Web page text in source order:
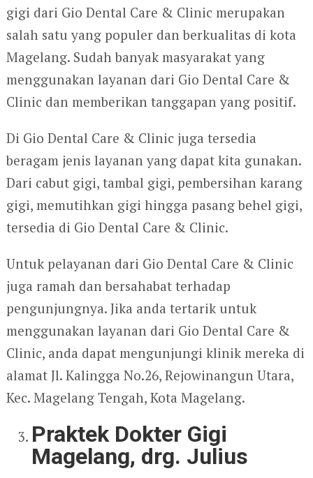
gigi dari Gio Dental Care & Clinic merupakan
salah satu yang populer dan berkualitas di kota
Magelang. Sudah banyak masyarakat yang
menggunakan layanan dari Gio Dental Care &
Clinic dan memberikan tanggapan yang positif.
Di Gio Dental Care & Clinic juga tersedia
beragam jenis layanan yang dapat kita gunakan.
Dari cabut gigi, tambal gigi, pembersihan karang
gigi, memutihkan gigi hingga pasang behel gigi,
tersedia di Gio Dental Care & Clinic.
Untuk pelayanan dari Gio Dental Care & Clinic
juga ramah dan bersahabat terhadap
pengunjungnya. Jika anda tertarik untuk
menggunakan layanan dari Gio Dental Care &
Clinic, anda dapat mengunjungi klinik mereka di
alamat Jl. Kalingga No.26, Rejowinangun Utara,
Kec. Magelang Tengah, Kota Magelang.
Praktek Dokter Gigi
Magelang, drg. Julius